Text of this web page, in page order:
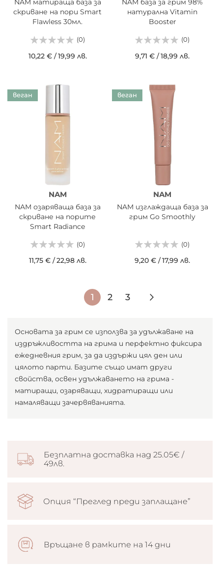
NAM матираща база за
скриване на пори Smart
Flawless 30мл.
(0)
10,22 €/19,99 лв.
NAM база за грим 98%
натурална Vitamin
Booster
(0)
9,71 € /18,99 лв.
веган
NAM
NAM озаряваща база за
скриване на порите
Smart Radiance
(0)
11,75 €/22,98 лв.
веган
NAM
NAM изглаждаща база за
грим Go Smoothly
(0)
9,20 € /17,99 лв.
Страница
В
четете
страница
1 Страница
2 Страница
3
Основата за грим се използва за удължаване на
издръжливостта на грима и перфектно фиксира
ежедневния грим, за да издържи цял ден или
цялото парти. Базите също имат други
свойства, освен удължаването на грима -
матиращи, озаряващи, хидратиращи или
намаляващи зачервяванията.
Безплатна доставка над 25.05€ /
49лв.
Опция “Преглед преди заплащане”
Връщане в рамките на 14 дни